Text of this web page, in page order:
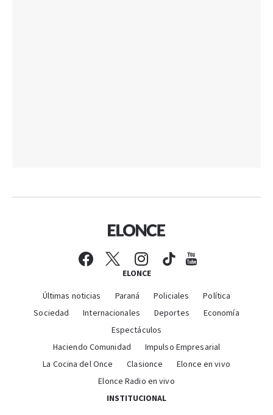
ELONCE
Últimas noticias Paraná Policiales
Política
Sociedad
Internacionales Deportes
Economía
Espectáculos
Haciendo Comunidad
Impulso Empresarial
La Cocina del Once
Clasionce
Elonce en vivo
Elonce Radio en vivo
INSTITUCIONAL